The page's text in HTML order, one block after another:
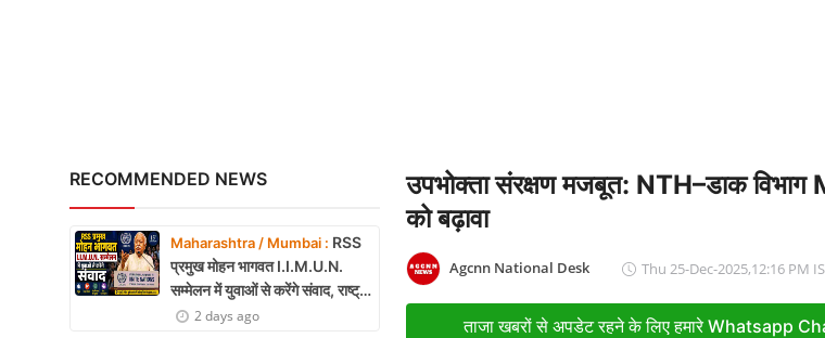
Business
Relationship
Education
RECOMMENDED NEWS
Maharashtra / Mumbai : RSS
प्रमुख मोहन भागवत I.I.M.U.N.
सम्मेलन में युवाओं से करेंगे संवाद, राष्ट्र
निर्माण और नेतृत्व पर रखेंगे विचार
2 days ago
उपभोक्ता संरक्षण मजबूत: NTH–डाक विभाग
को बढ़ावा
Agcnn National Desk Thu 25-Dec-2025,12:16 PM
ताजा खबरों से अपडेट रहने के लिए हमारे Whatsapp